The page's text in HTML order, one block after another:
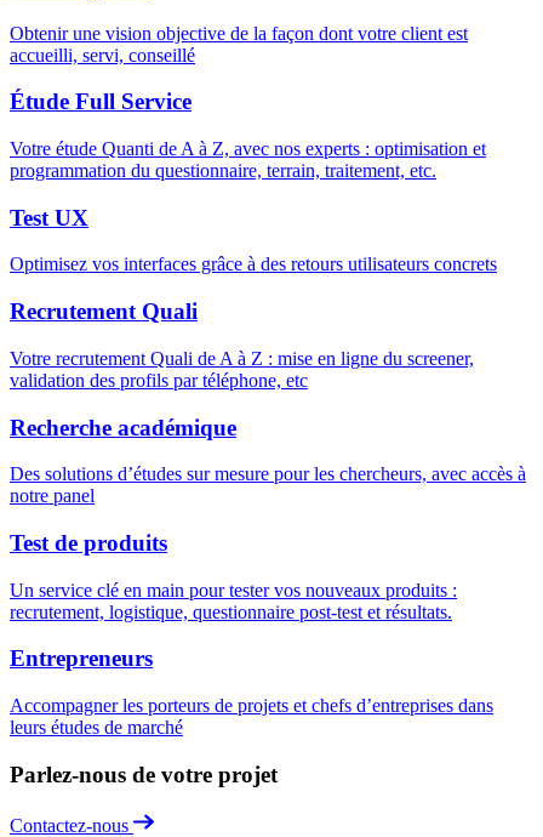
Obtenir une vision objective de la façon dont votre client est
accueilli, servi, conseillé
Étude Full Service
Votre étude Quanti de A à Z, avec nos experts : optimisation et
programmation du questionnaire, terrain, traitement, etc.
Test UX
Optimisez vos interfaces grâce à des retours utilisateurs concrets
Recrutement Quali
Votre recrutement Quali de A à Z : mise en ligne du screener,
validation des profils par téléphone, etc
Recherche académique
Des solutions d’études sur mesure pour les chercheurs, avec accès à
notre panel
Test de produits
Un service clé en main pour tester vos nouveaux produits :
recrutement, logistique, questionnaire post-test et résultats.
Entrepreneurs
Accompagner les porteurs de projets et chefs d’entreprises dans
leurs études de marché
Parlez-nous de votre projet
Contactez-nous